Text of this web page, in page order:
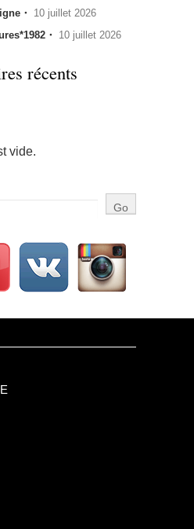
・ 10 juillet 2026
・ 10 juillet 2026
récents
vide.